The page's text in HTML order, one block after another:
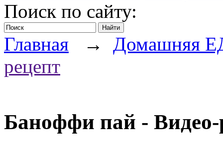
Поиск по сайту:
Главная → Домашняя
рецепт
Баноффи пай - Видео-